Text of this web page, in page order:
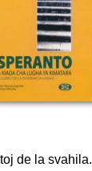
de la svahila.